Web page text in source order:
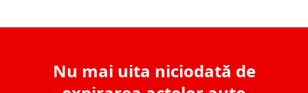
Nu mai uita niciodată de